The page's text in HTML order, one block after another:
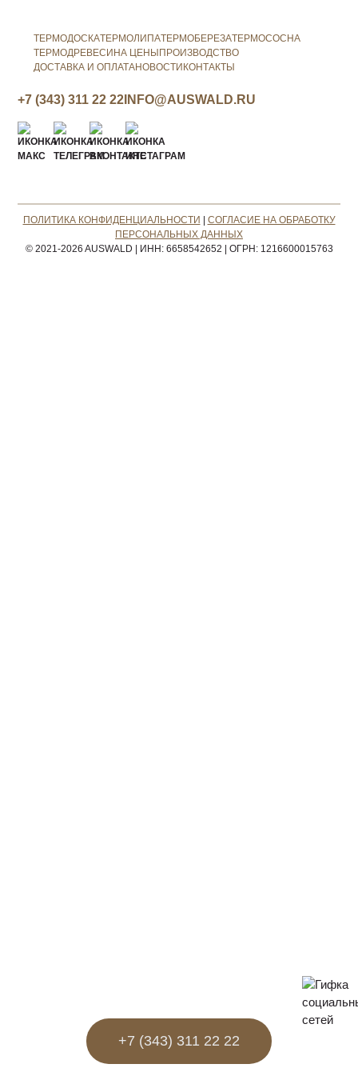
+7 (343) 311 22 22
ТЕРМОДОСКАТЕРМОЛИПАТЕРМОБЕРЕЗАТЕРМОСОСНА
ТЕРМОДРЕВЕСИНА ЦЕНЫ ПРОИЗВОДСТВО
ДОСТАВКА И ОПЛАТАНОВОСТИ КОНТАКТЫ
+7 (343) 311 22 22 INFO@AUSWALD.RU
ПОЛИТИКА КОНФИДЕНЦИАЛЬНОСТИ
СОГЛАСИЕ НА ОБРАБОТКУ
ПЕРСОНАЛЬНЫХ ДАННЫХ
© 2021-2026 AUSWALD
ИНН: 6658542652 ОГРН: 1216600015763